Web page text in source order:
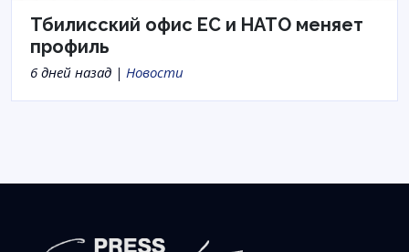
Тбилисский офис ЕС и НАТО меняет
профиль
6 дней назад | Новости